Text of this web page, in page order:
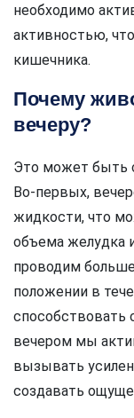
необходимо
активностью,
кишечника.
Почему
вечеру?
Это может быть
Во-первых,
жидкости, что
объема желудка
проводим
положении в
способствовать
вечером мы
вызывать
создавать